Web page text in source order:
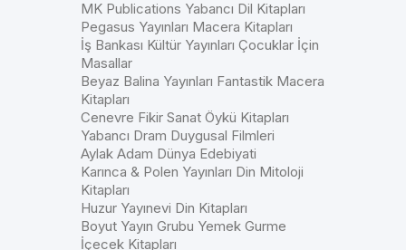
MK Publications Yabancı Dil Kitapları
Pegasus Yayınları Macera Kitapları
İş Bankası Kültür Yayınları Çocuklar İçin
Masallar
Beyaz Balina Yayınları Fantastik Macera
Kitapları
Cenevre Fikir Sanat Öykü Kitapları
Yabancı Dram Duygusal Filmleri
Aylak Adam Dünya Edebiyati
Karınca & Polen Yayınları Din Mitoloji
Kitapları
Huzur Yayınevi Din Kitapları
Boyut Yayın Grubu Yemek Gurme
İçecek Kitapları